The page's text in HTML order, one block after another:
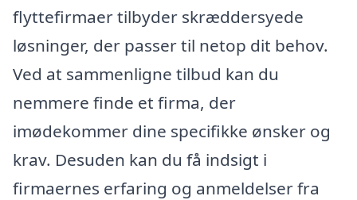
flyttefirmaer tilbyder skræddersyede
løsninger, der passer til netop dit behov.
Ved at sammenligne tilbud kan du
nemmere finde et firma, der
imødekommer dine specifikke ønsker og
krav. Desuden kan du få indsigt i
firmaernes erfaring og anmeldelser fra